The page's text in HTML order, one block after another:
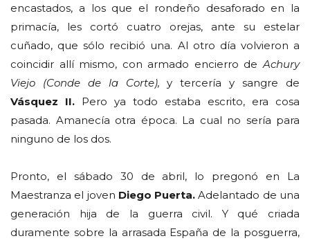
encastados, a los que el rondeño desaforado en la
primacía, les cortó cuatro orejas, ante su estelar
cuñado, que sólo recibió una. Al otro día volvieron a
coincidir allí mismo, con armado encierro de Achury
Viejo
(Conde de la Corte),y tercería y sangre de
Vásquez II. Pero ya todo estaba escrito, era cosa
pasada. Amanecía otra época. La cual no sería para
ninguno de los dos.
Pronto, el sábado 30 de abril, lo pregonó en La
Maestranza el joven Diego Puerta. Adelantado de una
generación hija de la guerra civil. Y qué criada
duramente sobre la arrasada España de la posguerra,